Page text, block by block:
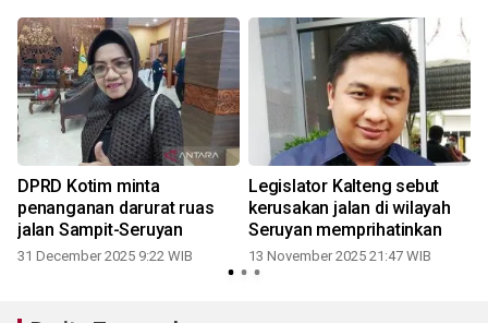
DPRD Kotim minta
penanganan darurat ruas
jalan Sampit-Seruyan
31 December 2025 9:22 WIB
Legislator Kalteng sebut
kerusakan jalan di wilayah
Seruyan memprihatinkan
13 November 2025 21:47 WIB